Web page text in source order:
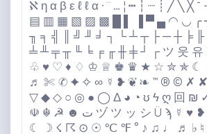
ℵ η α β ε ℓ ℓ α · ¨ … ¦ ┅ ┆ ┈ ┊ ╱ ╲ ╳
▤ ▥ ▦ ▧ ▨ ▩ █ ▌ ▐ ▀ ▄ ◠ ◡ ╭ ╮
╖ ╕ ╣ ║ ╝ ╜ ╛ ┐ └ ┴ ┬ ├ ─ ┼ ╞
╧ ╨ ╤ ╥ ╙ ╘ ╒ ╓ ╫ ╪ ┘ ┌ ツ 웃
♕ ♚ ♛ ★ ☆ ✮ ✯ ☾ ☽ ☼ ☻ ۞ ۩
♬ ✄ ✆ ✦ ✧ ∞ ☿ ❥ ❦ ❧ ™️ ®️ ©️ ✗
▽ ◆ ◇ ○ ◎ ● ◯ Δ ◕ ◔ ʊ ϟ ღ 回 ₪
☫ ☬ ☭ ☻ ت ヅ ツ ッ シ Ü ϡ ☿ ♥️ ❥ 웃 유 ♡ ۵ ☼
☾ ☽ ☇ ☈ ⊙ ☉ ℃ ℉ ° ♪ ♫ ♩ ♬ ♭ ♮